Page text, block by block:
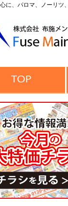
に、パロマ、ノーリツ